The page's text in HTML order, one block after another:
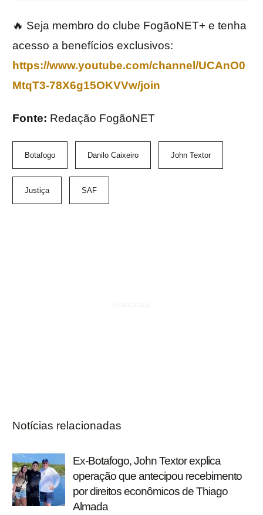
🔥 Seja membro do clube FogãoNET+ e tenha
acesso a benefícios exclusivos:
https://www.youtube.com/channel/UCAnO0
MtqT3-78X6g15OKVVw/join
Fonte: Redação FogãoNET
Botafogo Danilo Caixeiro John Textor
Justiça SAF
Notícias relacionadas
Ex-Botafogo, John Textor explica
operação que antecipou recebimento
por direitos econômicos de Thiago
Almada